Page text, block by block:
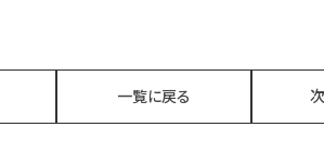
一覧に戻る